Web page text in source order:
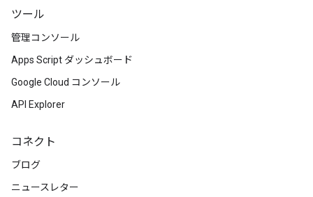
ツール
管理コンソール
Apps Script ダッシュボード
Google Cloud コンソール
API Explorer
コネクト
ブログ
ニュースレター